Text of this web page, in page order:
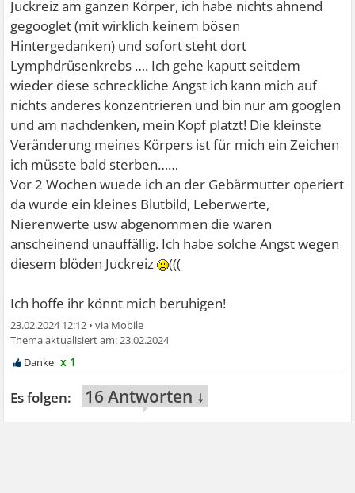
Juckreiz am ganzen Körper, ich habe nichts ahnend
gegooglet (mit wirklich keinem bösen
Hintergedanken) und sofort steht dort
Lymphdrüsenkrebs …. Ich gehe kaputt seitdem
wieder diese schreckliche Angst ich kann mich auf
nichts anderes konzentrieren und bin nur am googlen
und am nachdenken, mein Kopf platzt! Die kleinste
Veränderung meines Körpers ist für mich ein Zeichen
ich müsste bald sterben……
Vor 2 Wochen wuede ich an der Gebärmutter operiert
da wurde ein kleines Blutbild, Leberwerte,
Nierenwerte usw abgenommen die waren
anscheinend unauffällig. Ich habe solche Angst wegen
diesem blöden Juckreiz
(((
Ich hoffe ihr könnt mich beruhigen!
23.02.2024 12:12 •
23.02.2024
x 1
16 Antworten ↓